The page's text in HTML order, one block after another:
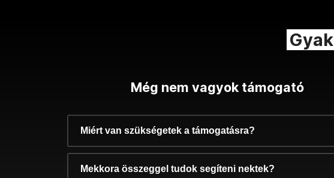
Még nem vagyok támogató
Miért van szükségetek a támogatásra?
Mekkora összeggel tudok segíteni nektek?